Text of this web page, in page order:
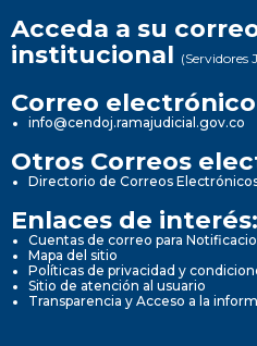
Acceda a su
institucional (Servidores
Correo
info@cendoj.ramajudicial.gov.co
Otros Correos
Directorio de Correos
Enlaces de interés:
Cuentas de correo para
Mapa del sitio
Políticas de privacidad y
Sitio de atención al usuario
Transparencia y Acceso a la